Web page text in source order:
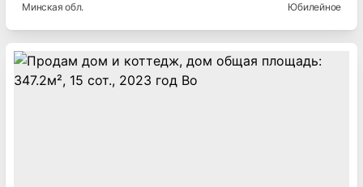
Минская обл. Юбилейное